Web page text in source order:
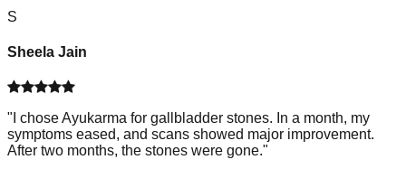
S
Sheela Jain
" I chose Ayukarma for gallbladder stones. In a month, my
symptoms eased, and scans showed major improvement.
After two months, the stones were gone."